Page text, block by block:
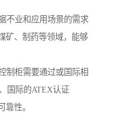
不业和应用场景的需求
矿、制药等领域，能够
制柜需要通过或国际相
国际的ATEX认证
靠性。